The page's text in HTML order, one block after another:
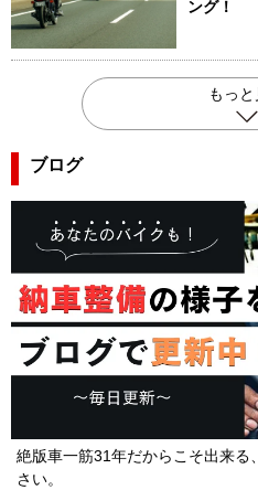
ング！
もっ
ブログ
絶版車一筋31年だからこそ出来る
さい。